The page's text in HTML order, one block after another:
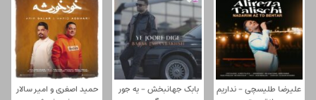
علیرضا طلیسچی - نداریم
بابک جهانبخش - یه جور
حمید اصغری و امیر سالار